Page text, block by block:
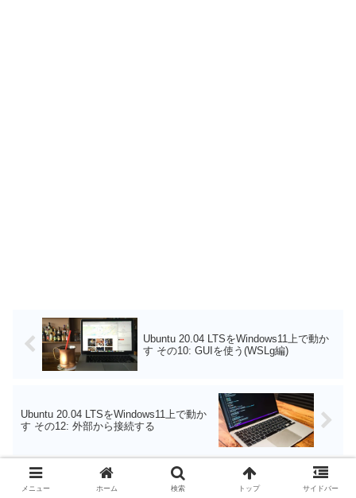
Ubuntu 20.04 LTSをWindows11上で動か
す その10: GUIを使う(WSLg編)
Ubuntu 20.04 LTSをWindows11上で動か
す その12: 外部から接続する
メニュー ホーム 検索 トップ サイドバー